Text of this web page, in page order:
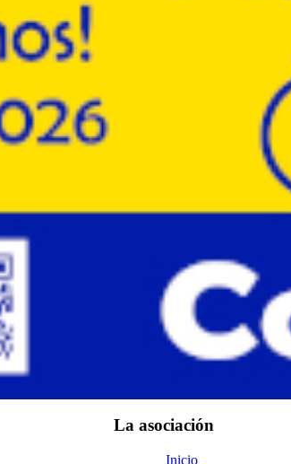
La asociación
Inicio